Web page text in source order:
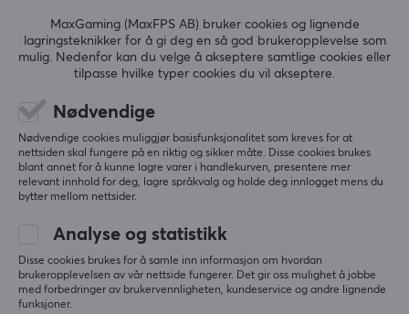
EGENSKAPER
Svart
GARANTI
Produsentens garanti
2 års garanti
0.0
Basert på 0 vurderinger
3
0%
2
0%
1
0%
SKRIV ANMELDELSE
Mer fra vårt fellesskap
MaxGaming (MaxFPS AB) bruker cookies og lignende
lagringsteknikker for å gi deg en så god brukeropplevelse som
mulig. Nedenfor kan du velge å akseptere samtlige cookies eller
tilpasse hvilke typer cookies du vil akseptere.
Nødvendige
Nødvendige cookies muliggjør basisfunksjonalitet som kreves for at
nettsiden skal fungere på en riktig og sikker måte. Disse cookies brukes
blant annet for å kunne lagre varer i handlekurven, presentere mer
relevant innhold for deg, lagre språkvalg og holde deg innlogget mens du
bytter mellom nettsider.
Analyse og statistikk
Disse cookies brukes for å samle inn informasjon om hvordan
brukeropplevelsen av vår nettside fungerer. Det gir oss mulighet å jobbe
med forbedringer av brukervennligheten, kundeservice og andre lignende
funksjoner.